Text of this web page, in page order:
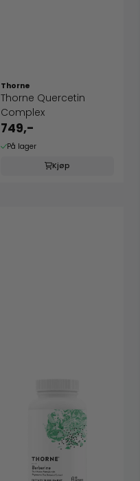
Thorne
Thorne Quercetin
Complex
749,-
På lager
Kjøp